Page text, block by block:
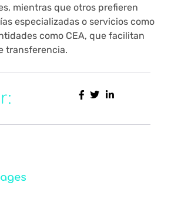
mientras que otros prefieren
especializadas o servicios como
como CEA, que facilitan
transferencia.